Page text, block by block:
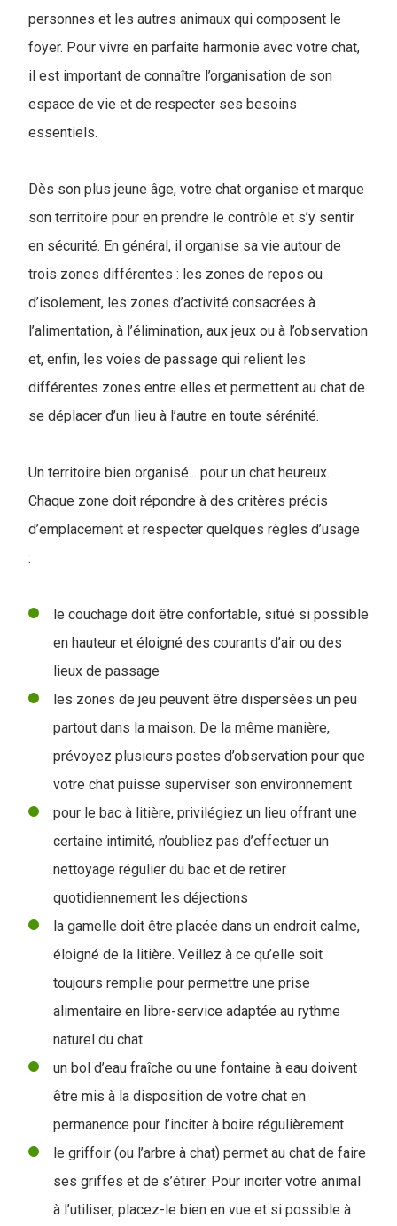
personnes et les autres animaux qui composent le
foyer. Pour vivre en parfaite harmonie avec votre chat,
il est important de connaître l’organisation de son
espace de vie et de respecter ses besoins
essentiels.
Dès son plus jeune âge, votre chat organise et marque
son territoire pour en prendre le contrôle et s’y sentir
en sécurité. En général, il organise sa vie autour de
trois zones différentes : les zones de repos ou
d’isolement, les zones d’activité consacrées à
l’alimentation, à l’élimination, aux jeux ou à l’observation
et, enfin, les voies de passage qui relient les
différentes zones entre elles et permettent au chat de
se déplacer d’un lieu à l’autre en toute sérénité.
Un territoire bien organisé... pour un chat heureux.
Chaque zone doit répondre à des critères précis
d’emplacement et respecter quelques règles d’usage
:
le couchage doit être confortable, situé si possible
en hauteur et éloigné des courants d’air ou des
lieux de passage
les zones de jeu peuvent être dispersées un peu
partout dans la maison. De la même manière,
prévoyez plusieurs postes d’observation pour que
votre chat puisse superviser son environnement
pour le bac à litière, privilégiez un lieu offrant une
certaine intimité, n’oubliez pas d’effectuer un
nettoyage régulier du bac et de retirer
quotidiennement les déjections
la gamelle doit être placée dans un endroit calme,
éloigné de la litière. Veillez à ce qu’elle soit
toujours remplie pour permettre une prise
alimentaire en libre-service adaptée au rythme
naturel du chat
un bol d’eau fraîche ou une fontaine à eau doivent
être mis à la disposition de votre chat en
permanence pour l’inciter à boire régulièrement
le griffoir (ou l’arbre à chat) permet au chat de faire
ses griffes et de s’étirer. Pour inciter votre animal
à l’utiliser, placez-le bien en vue et si possible à